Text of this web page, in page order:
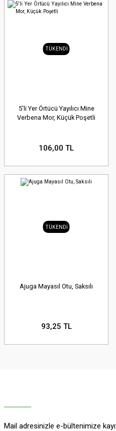
TÜKENDİ
5'li Yer Örtücü Yayılıcı Mine
Verbena Mor, Küçük Poşetli
106,00 TL
TÜKENDİ
Ajuga Mayasıl Otu, Saksılı
93,25 TL
Mail adresinizle e-bültenimize